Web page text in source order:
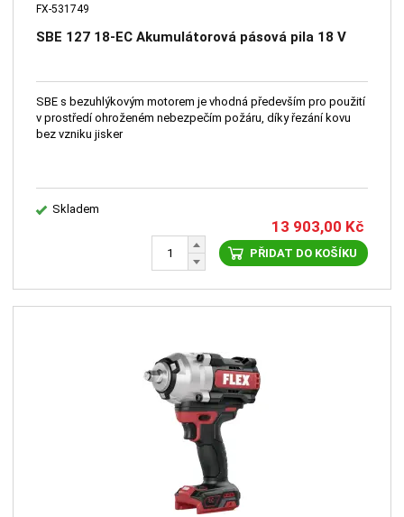
FX-531749
SBE 127 18-EC Akumulátorová pásová pila 18 V
SBE s bezuhlýkovým motorem je vhodná především pro použití
v prostředí ohroženém nebezpečím požáru, díky řezání kovu
bez vzniku jisker
Skladem
13 903,00 Kč
PŘIDAT DO KOŠÍKU